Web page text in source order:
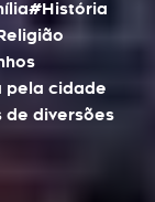
#História
pela cidade
de diversões